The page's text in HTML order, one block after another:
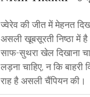
ज्वेरेव की जीत में मेहनत
असली खूबसूरती निष्ठा में
साफ-सुथरा खेल दिखाना
लड़ना चाहिए, न कि बाहरी
राह है असली चैंपियन की।